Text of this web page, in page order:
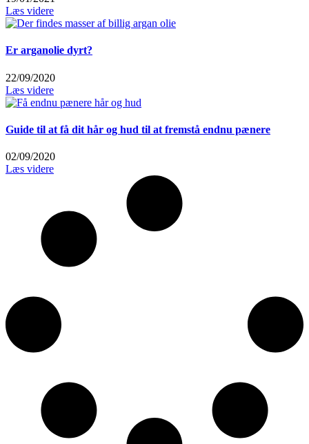
Læs videre
Er arganolie dyrt?
22/09/2020
Læs videre
Guide til at få dit hår og hud til at fremstå endnu pænere
02/09/2020
Læs videre